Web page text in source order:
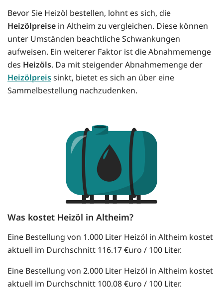
Bevor Sie Heizöl bestellen, lohnt es sich, die
Heizölpreise in Altheim zu vergleichen. Diese können
unter Umständen beachtliche Schwankungen
aufweisen. Ein weiterer Faktor ist die Abnahmemenge
des Heizöls. Da mit steigender Abnahmemenge der
Heizölpreissinkt, bietet es sich an über eine
Sammelbestellung nachzudenken.
Was kostet Heizöl in Altheim?
Eine Bestellung von 1.000 Liter Heizöl in Altheim kostet
aktuell im Durchschnitt 116.17 €uro / 100 Liter.
Eine Bestellung von 2.000 Liter Heizöl in Altheim kostet
aktuell im Durchschnitt 100.08 €uro / 100 Liter.